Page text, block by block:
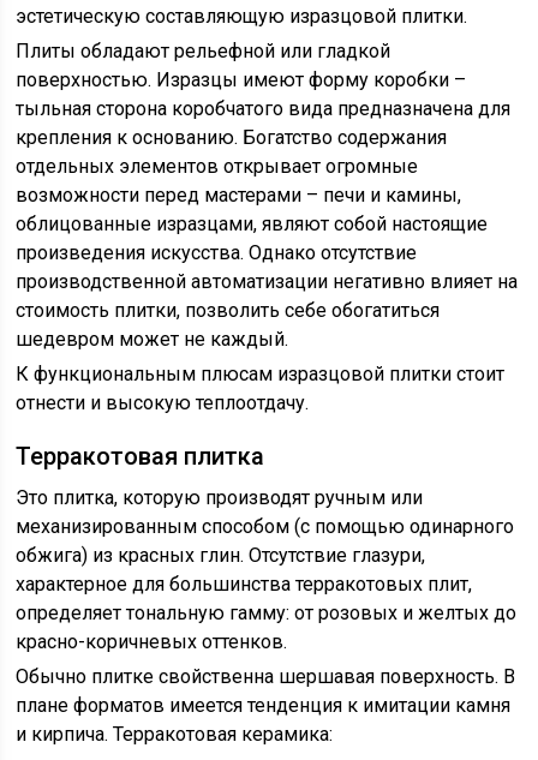
эстетическую составляющую изразцовой плитки.
Плиты обладают рельефной или гладкой
поверхностью. Изразцы имеют форму коробки –
тыльная сторона коробчатого вида предназначена для
крепления к основанию. Богатство содержания
отдельных элементов открывает огромные
возможности перед мастерами – печи и камины,
облицованные изразцами, являют собой настоящие
произведения искусства. Однако отсутствие
производственной автоматизации негативно влияет на
стоимость плитки, позволить себе обогатиться
шедевром может не каждый.
К функциональным плюсам изразцовой плитки стоит
отнести и высокую теплоотдачу.
Терракотовая плитка
Это плитка, которую производят ручным или
механизированным способом (с помощью одинарного
обжига) из красных глин. Отсутствие глазури,
характерное для большинства терракотовых плит,
определяет тональную гамму: от розовых и желтых до
красно-коричневых оттенков.
Обычно плитке свойственна шершавая поверхность. В
плане форматов имеется тенденция к имитации камня
и кирпича. Терракотовая керамика: